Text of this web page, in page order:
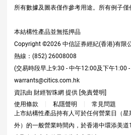
所有數據及圖表僅作參考用途。所有例子僅
本結構性產品並無抵押品
Copyright ©2026 中信証券經紀(香港)有限
熱線：(852) 26008008
(交易時段早上9:30 - 中午12:00及下午1:00
warrants@citics.com.hk
資訊由 財經智珠網 提供 [免責聲明]
使用條款
私隱聲明
常見問題
上市結構性產品持有人可於任何營業日（
外）的一般營業時間內，於香港中環添美